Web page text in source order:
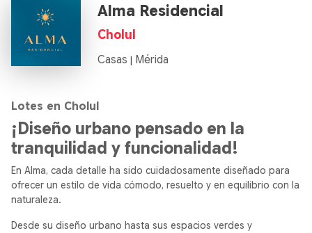
Alma Residencial
Cholul
Casas | Mérida
Lotes en Cholul
¡Diseño urbano pensado en la
tranquilidad y funcionalidad!
En Alma, cada detalle ha sido cuidadosamente diseñado para
ofrecer un estilo de vida cómodo, resuelto y en equilibrio con la
naturaleza.
Desde su diseño urbano hasta sus espacios verdes y